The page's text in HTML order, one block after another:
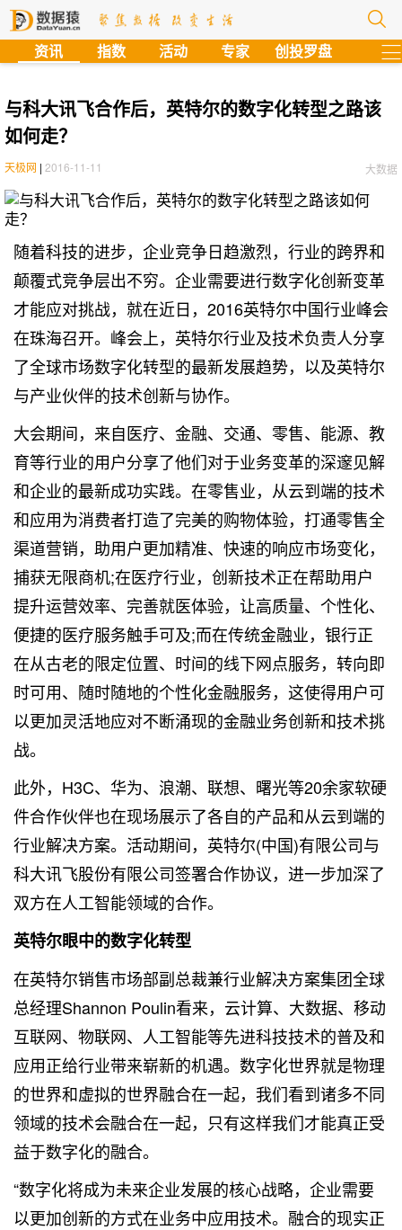
资讯 指数 活动 专家 创投罗盘
与科大讯飞合作后，英特尔的数字化转型之路该
如何走？
大数据
天极网 | 2016-11-11
随着科技的进步，企业竞争日趋激烈，行业的跨界和
颠覆式竞争层出不穷。企业需要进行数字化创新变革
才能应对挑战，就在近日，2016英特尔中国行业峰会
在珠海召开。峰会上，英特尔行业及技术负责人分享
了全球市场数字化转型的最新发展趋势，以及英特尔
与产业伙伴的技术创新与协作。
大会期间，来自医疗、金融、交通、零售、能源、教
育等行业的用户分享了他们对于业务变革的深邃见解
和企业的最新成功实践。在零售业，从云到端的技术
和应用为消费者打造了完美的购物体验，打通零售全
渠道营销，助用户更加精准、快速的响应市场变化，
捕获无限商机;在医疗行业，创新技术正在帮助用户
提升运营效率、完善就医体验，让高质量、个性化、
便捷的医疗服务触手可及;而在传统金融业，银行正
在从古老的限定位置、时间的线下网点服务，转向即
时可用、随时随地的个性化金融服务，这使得用户可
以更加灵活地应对不断涌现的金融业务创新和技术挑
战。
此外，H3C、华为、浪潮、联想、曙光等20余家软硬
件合作伙伴也在现场展示了各自的产品和从云到端的
行业解决方案。活动期间，英特尔(中国)有限公司与
科大讯飞股份有限公司签署合作协议，进一步加深了
双方在人工智能领域的合作。
英特尔眼中的数字化转型
在英特尔销售市场部副总裁兼行业解决方案集团全球
总经理Shannon Poulin看来，云计算、 大数据、移动
互联网、物联网、人工智能等先进科技技术的普及和
应用正给行业带来崭新的机遇。数字化世界就是物理
的世界和虚拟的世界融合在一起，我们看到诸多不同
领域的技术会融合在一起，只有这样我们才能真正受
益于数字化的融合。
“数字化将成为未来企业发展的核心战略，企业需要
以更加创新的方式在业务中应用技术。融合的现实正